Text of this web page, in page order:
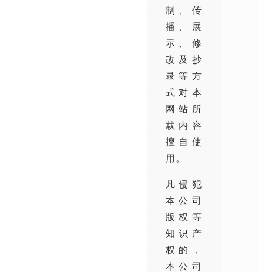
制、传
播、展
示、修
改及抄
录等方
式对本
网站所
载内容
擅自使
用。
凡侵犯
本公司
版权等
知识产
权的，
本公司